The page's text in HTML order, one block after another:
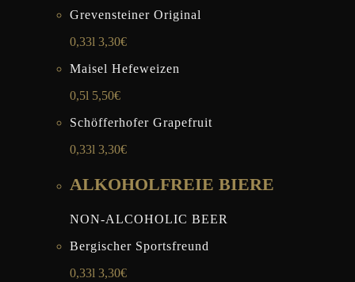
Grevensteiner Original
0,33l 3,30€
Maisel Hefeweizen
0,5l 5,50€
Schöfferhofer Grapefruit
0,33l 3,30€
ALKOHOLFREIE BIERE
NON-ALCOHOLIC BEER
Bergischer Sportsfreund
0,33l 3,30€